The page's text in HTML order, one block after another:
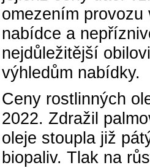
omezením
nabídce a
nejdůležitější
výhledům nabídky.
Ceny rostlinných
2022. Zdražil
oleje stoupla již
biopaliv. Tlak na